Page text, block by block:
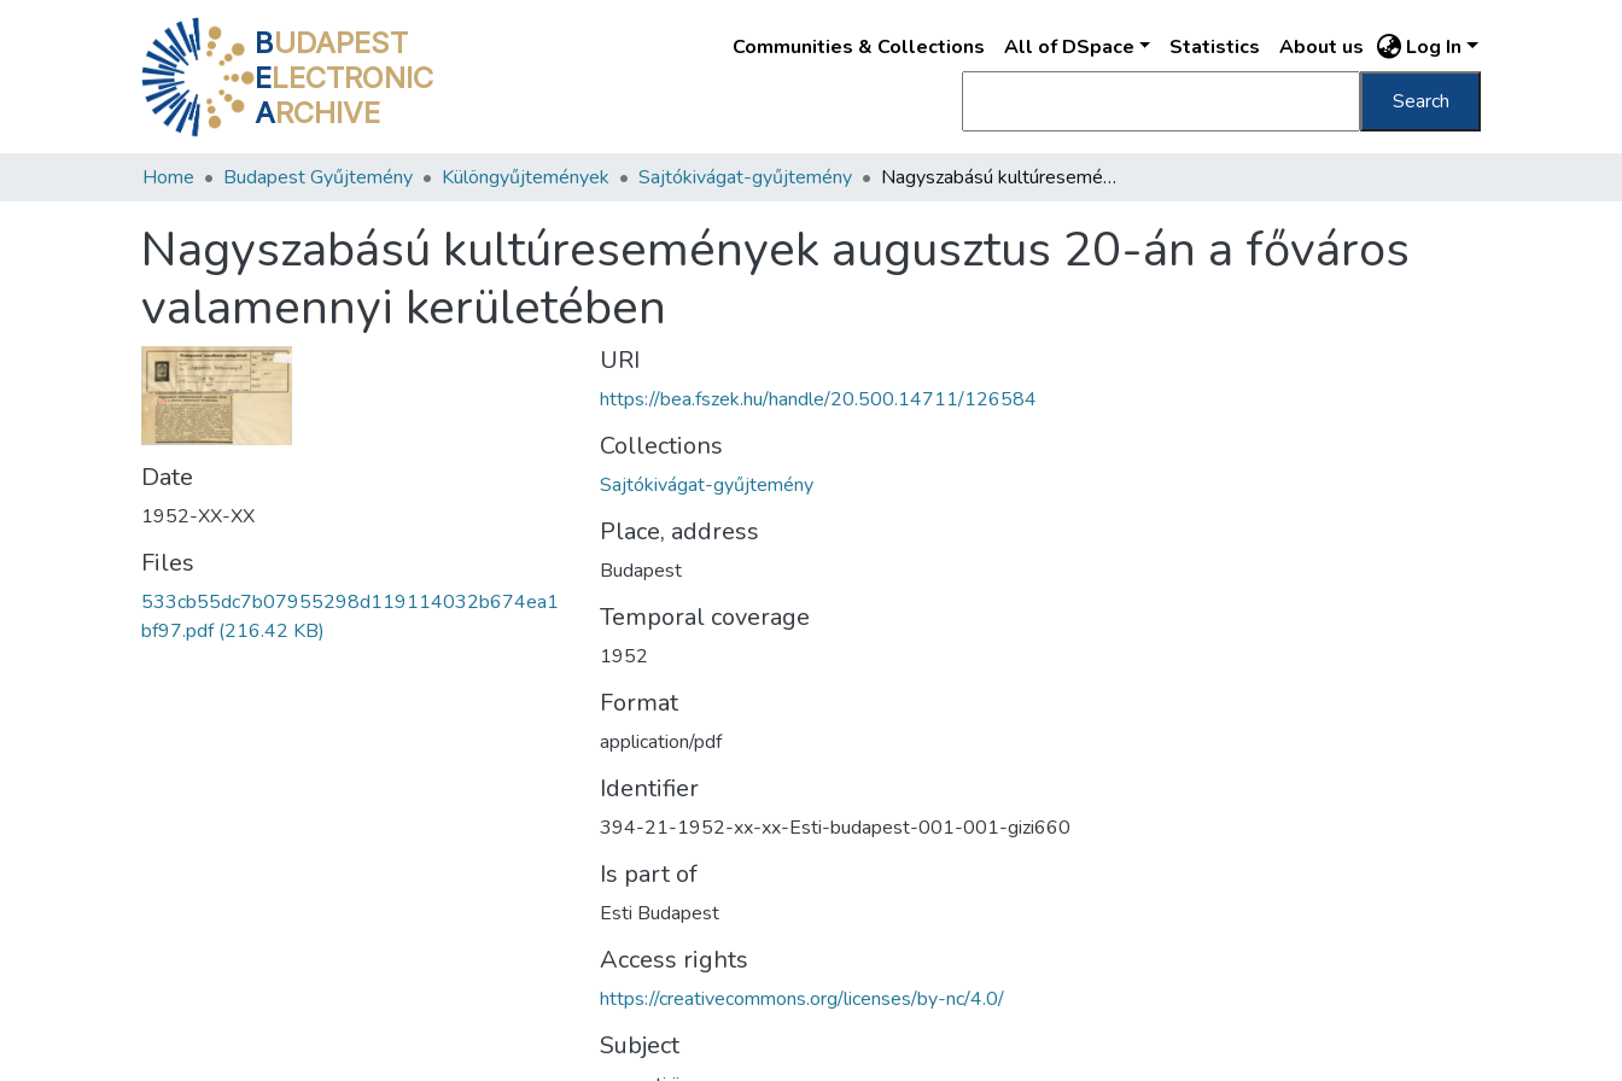
BUDAPEST
ELECTRONIC
ARCHIVE
Communities & Collections All of DSpace Statistics About us Log In
Search
Home Budapest Gyűjtemény Különgyűjtemények Sajtókivágat-gyűjtemény Nagyszabású kultúresemények augusztus 20-án a főváros valamennyi kerületében
Nagyszabású kultúresemények augusztus 20-án a főváros
valamennyi kerületében
Date
1952-XX-XX
Files
533cb55dc7b07955298d119114032b674ea1
bf97.pdf(216.42 KB)
URI
https://bea.fszek.hu/handle/20.500.14711/126584
Collections
Sajtókivágat-gyűjtemény
Place, address
Budapest
Temporal coverage
1952
Format
application/pdf
Identifier
394-21-1952-xx-xx-Esti-budapest-001-001-gizi660
Is part of
Esti Budapest
Access rights
https://creativecommons.org/licenses/by-nc/4.0/
Subject